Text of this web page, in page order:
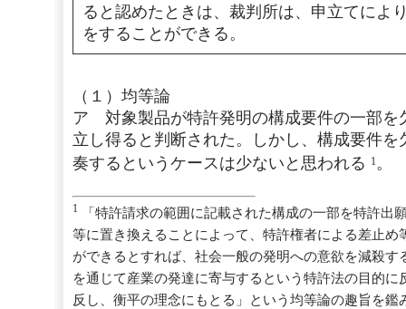
ると認めたときは、裁判所は、申立てによ
をすることができる。
（１）均等論
ア 対象製品が特許発明の構成要件の一部を
立し得ると判断された。しかし、構成要件
奏するというケースは少ないと思われる 1。
1
「特許請求の範囲に記載された構成の一部を特許出
等に置き換えることによって、特許権者による差止め
ができるとすれば、社会一般の発明への意欲を減殺
を通じて産業の発達に寄与するという特許法の目的
反し、衡平の理念にもとる」という均等論の趣旨を